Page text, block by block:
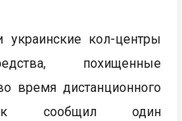
кол-центры
похищенные
время дистанционного
сообщил один